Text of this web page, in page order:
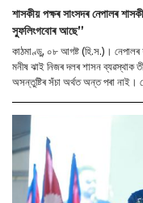
শাসকীয় পক্ষৰ সাংসদৰ নেপালৰ
স্ফুলিংগবোৰ আছে”
কাঠমাণ্ডু, ০৮ আগষ্ট (হি.স.)। নেপালৰ
মনীষ ঝাই নিজৰ দলৰ শাসন ব্যৱস্থাক